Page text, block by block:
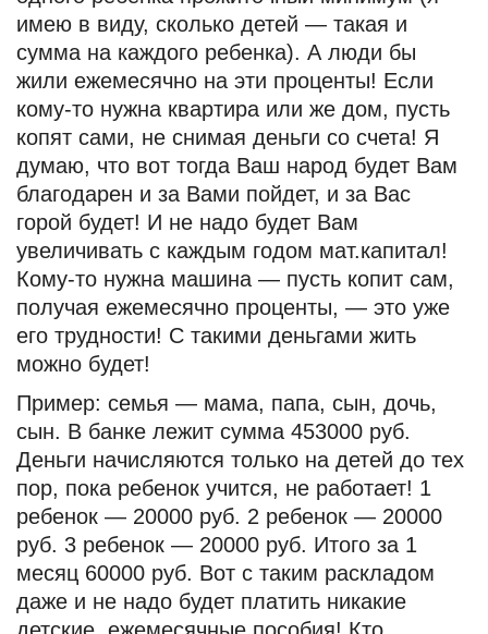
имею в виду, сколько детей — такая и
сумма на каждого ребенка). А люди бы
жили ежемесячно на эти проценты! Если
кому-то нужна квартира или же дом, пусть
копят сами, не снимая деньги со счета! Я
думаю, что вот тогда Ваш народ будет Вам
благодарен и за Вами пойдет, и за Вас
горой будет! И не надо будет Вам
увеличивать с каждым годом мат.капитал!
Кому-то нужна машина — пусть копит сам,
получая ежемесячно проценты, — это уже
его трудности! С такими деньгами жить
можно будет!
Пример: семья — мама, папа, сын, дочь,
сын. В банке лежит сумма 453000 руб.
Деньги начисляются только на детей до тех
пор, пока ребенок учится, не работает! 1
ребенок — 20000 руб. 2 ребенок — 20000
руб. 3 ребенок — 20000 руб. Итого за 1
месяц 60000 руб. Вот с таким раскладом
даже и не надо будет платить никакие